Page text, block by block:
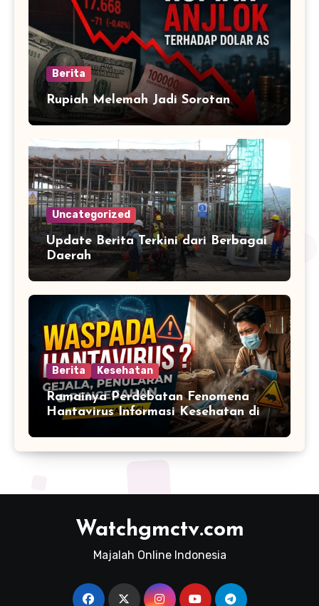
Berita
Rupiah Melemah Jadi Sorotan
Uncategorized
Update Berita Terkini dari Berbagai
Daerah
Berita Kesehatan
Ramainya Perdebatan Fenomena
Hantavirus Informasi Kesehatan di
Watchgmctv.com
Majalah Online Indonesia